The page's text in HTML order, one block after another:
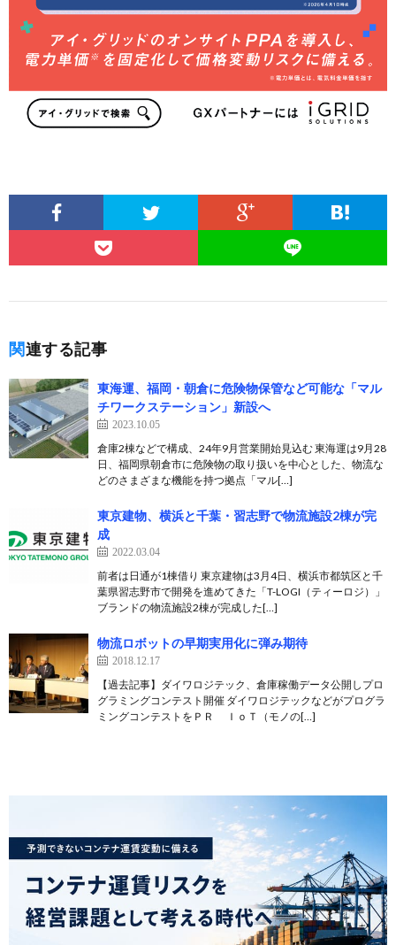
関連する記事
東海運、福岡・朝倉に危険物保管など可能な「マル
チワークステーション」新設へ
2023.10.05
倉庫2棟などで構成、24年9月営業開始見込む 東海運は9月28
日、福岡県朝倉市に危険物の取り扱いを中心とした、物流な
どのさまざまな機能を持つ拠点「マル[…]
東京建物、横浜と千葉・習志野で物流施設2棟が完
成
2022.03.04
前者は日通が1棟借り 東京建物は3月4日、横浜市都筑区と千
葉県習志野市で開発を進めてきた「T-LOGI（ティーロジ）」
ブランドの物流施設2棟が完成した[…]
物流ロボットの早期実用化に弾み期待
2018.12.17
【過去記事】ダイワロジテック、倉庫稼働データ公開しプロ
グラミングコンテスト開催 ダイワロジテックなどがプログラ
ミングコンテストをＰＲ ＩｏＴ（モノの[…]